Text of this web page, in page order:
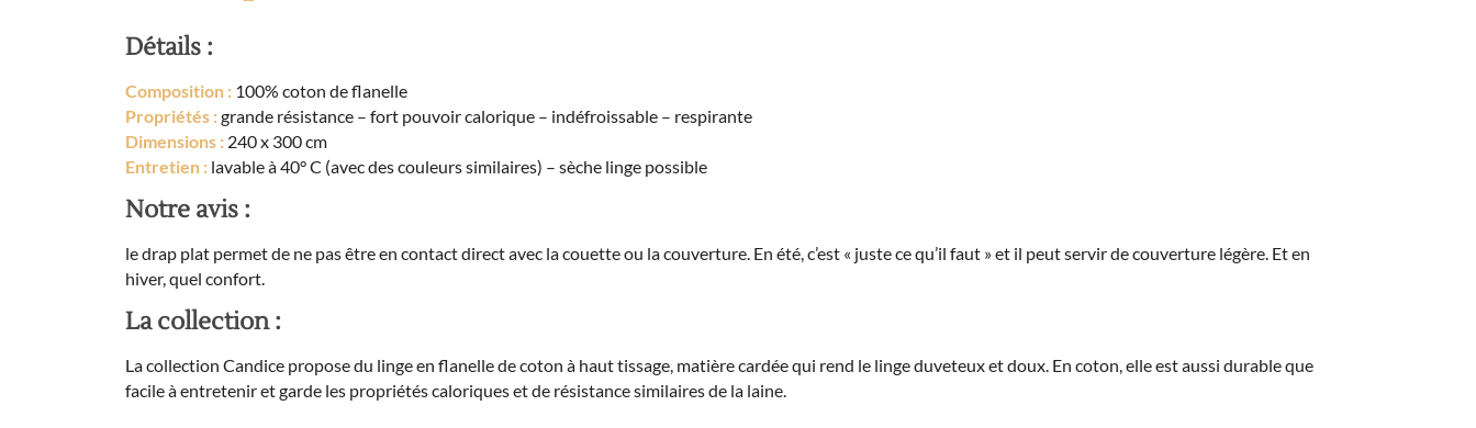
Détails :
Composition : 100% coton de flanelle
Propriétés :grande résistance – fort pouvoir calorique – indéfroissable – respirante
Dimensions : 240 x 300 cm
Entretien : lavable à 40° C (avec des couleurs similaires) – sèche linge possible
Notre avis :
le drap plat permet de ne pas être en contact direct avec la couette ou la couverture. En été, c’est « juste ce qu’il faut » et il peut servir de couverture légère. Et en
hiver, quel confort.
La collection :
La collection Candice propose du linge en flanelle de coton à haut tissage, matière cardée qui rend le linge duveteux et doux. En coton, elle est aussi durable que
facile à entretenir et garde les propriétés caloriques et de résistance similaires de la laine.